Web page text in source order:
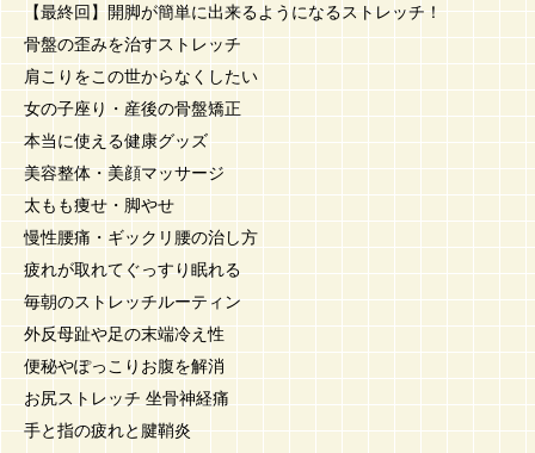
【最終回】開脚が簡単に出来るようになるストレッチ！
骨盤の歪みを治すストレッチ
肩こりをこの世からなくしたい
女の子座り・産後の骨盤矯正
本当に使える健康グッズ
美容整体・美顔マッサージ
太もも痩せ・脚やせ
慢性腰痛・ギックリ腰の治し方
疲れが取れてぐっすり眠れる
毎朝のストレッチルーティン
外反母趾や足の末端冷え性
便秘やぽっこりお腹を解消
お尻ストレッチ 坐骨神経痛
手と指の疲れと腱鞘炎